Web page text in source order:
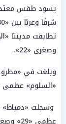
يسود طقس معتدل
وصغرى «22».
«السلوم» عظمى «31» وصغرى